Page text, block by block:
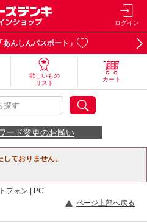
ログイン
んしんパスポート」
欲しいもの
リスト
カート
ード変更のお願い
ておりません。
フォン |
PC
ページ上部へ戻る